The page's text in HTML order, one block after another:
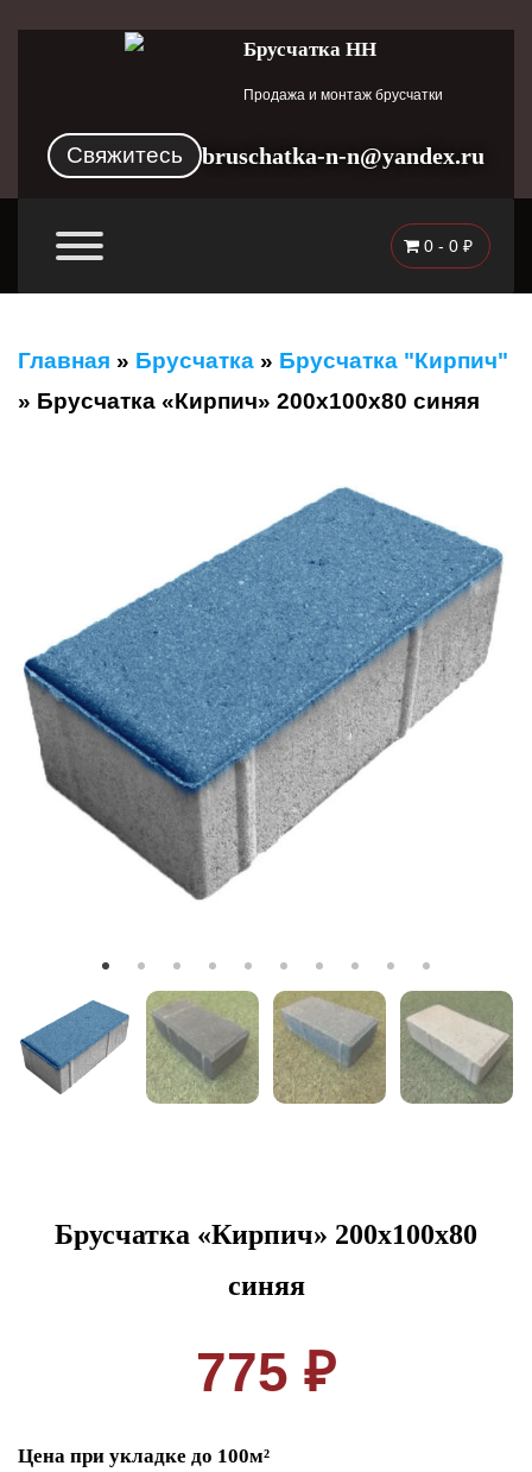
Брусчатка НН
Продажа и монтаж брусчатки
Свяжитесь bruschatka-n-n@yandex.ru
0 - 0 ₽
Главная » Брусчатка » Брусчатка "Кирпич"
» Брусчатка «Кирпич» 200x100x80 синяя
Брусчатка «Кирпич» 200x100x80
синяя
775 ₽
Цена при укладке до 100м²